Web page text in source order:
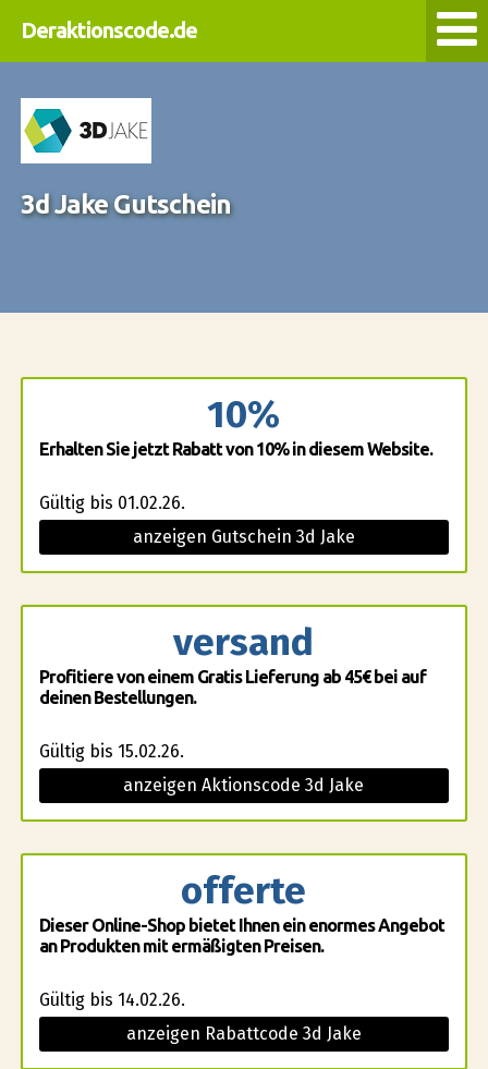
Deraktionscode.de
3d Jake Gutschein
10%
Erhalten Sie jetzt Rabatt von 10% in diesem Website.
Gültig bis 01.02.26.
anzeigen Gutschein 3d Jake
versand
Profitiere von einem Gratis Lieferung ab 45€ bei auf
deinen Bestellungen.
Gültig bis 15.02.26.
anzeigen Aktionscode 3d Jake
offerte
Dieser Online-Shop bietet Ihnen ein enormes Angebot
an Produkten mit ermäßigten Preisen.
Gültig bis 14.02.26.
anzeigen Rabattcode 3d Jake